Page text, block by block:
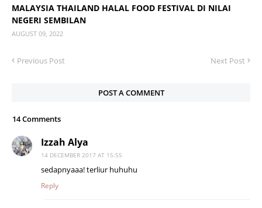
MALAYSIA THAILAND HALAL FOOD FESTIVAL DI NILAI
NEGERI SEMBILAN
AUGUST 09, 2022
Previous Post Next Post
POST A COMMENT
14 Comments
Izzah Alya
14 DECEMBER 2017 AT 15:55
sedapnyaaa! terliur huhuhu
Reply